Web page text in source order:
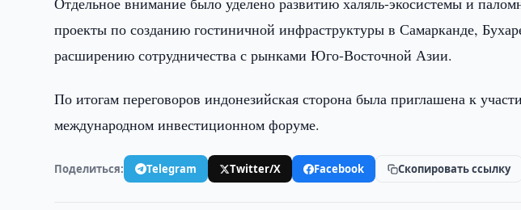
проекты по созданию гостиничной инфраструктуры в Самарканде,
расширению сотрудничества с рынками Юго-Восточной Азии.
По итогам переговоров индонезийская сторона была приглашена к
международном инвестиционном форуме.
Поделиться: Telegram Twitter/X Facebook Скопировать ссылку